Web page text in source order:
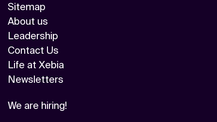
Sitemap
About us
Leadership
Contact Us
Life at Xebia
Newsletters
We are hiring!